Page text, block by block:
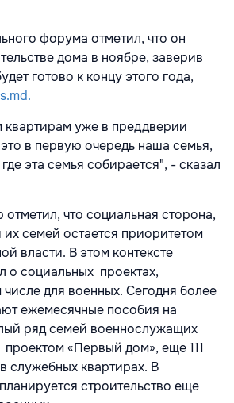
форума отметил, что он
дома в ноябре, заверив
готово к концу этого года,
квартирам уже в преддверии
в первую очередь наша семья,
эта семья собирается", - сказал
что социальная сторона,
семей остается приоритетом
власти. В этом контексте
о социальных проектах,
для военных. Сегодня более
ежемесячные пособия на
ряд семей военнослужащих
«Первый дом», еще 111
служебных квартирах. В
строительство еще